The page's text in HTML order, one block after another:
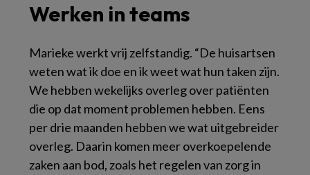
Werken in teams
Marieke werkt vrij zelfstandig. “De huisartsen
weten wat ik doe en ik weet wat hun taken zijn.
We hebben wekelijks overleg over patiënten
die op dat moment problemen hebben. Eens
per drie maanden hebben we wat uitgebreider
overleg. Daarin komen meer overkoepelende
zaken aan bod, zoals het regelen van zorg in